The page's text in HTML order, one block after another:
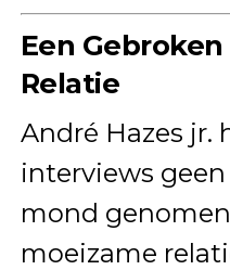
Een
Relatie
André Hazes jr.
interviews
mond
moeizame